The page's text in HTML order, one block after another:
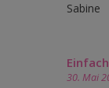
Sabine
30. Mai